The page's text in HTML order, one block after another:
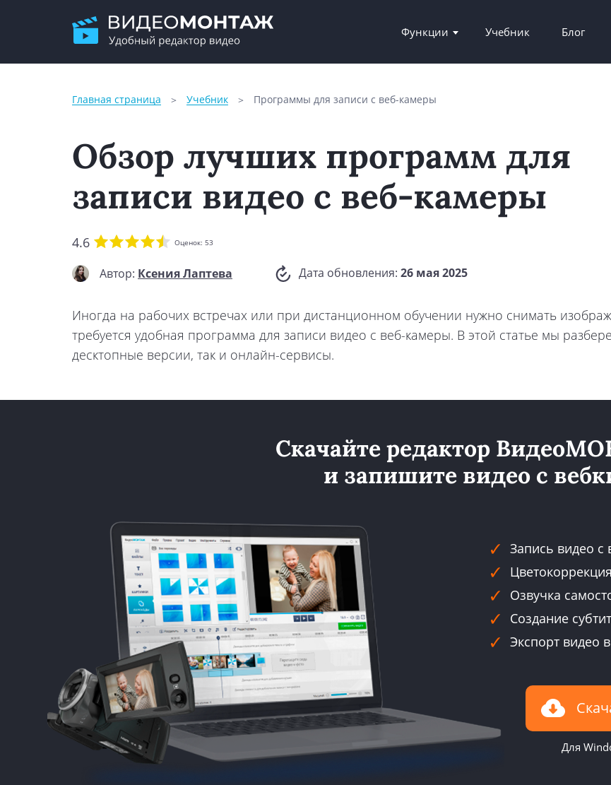
Функции Учебник Блог
Главная страница Учебник Программы для записи с веб-камеры
Обзор лучших программ для
записи видео с веб-камеры
4.6 Оценок: 53
Автор: Ксения Лаптева Дата обновления: 26 мая 2025
Иногда на рабочих встречах или при дистанционном обучении нужно снимать
требуется удобная программа для записи видео с веб-камеры. В этой статье мы
десктопные версии, так и онлайн-сервисы.
Скачайте редактор
и запишите видео с
Запись видео с
Озвучка
Создание
Экспорт видео
Для